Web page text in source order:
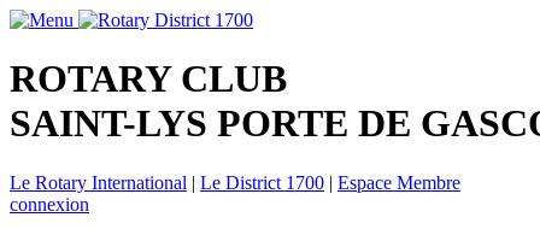
ROTARY CLUB
SAINT-LYS PORTE DE
Le Rotary International | Le District 1700 | Espace Membre
connexion